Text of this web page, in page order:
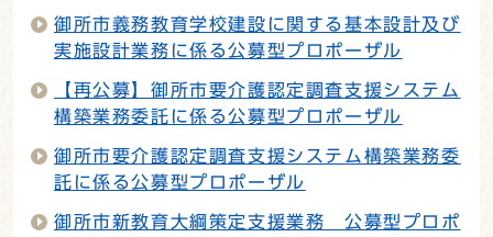
御所市義務教育学校建設に関する基本設計及び
実施設計業務に係る公募型プロポーザル
【再公募】御所市要介護認定調査支援システム
構築業務委託に係る公募型プロポーザル
御所市要介護認定調査支援システム構築業務委
託に係る公募型プロポーザル
御所市新教育大綱策定支援業務 公募型プロポ